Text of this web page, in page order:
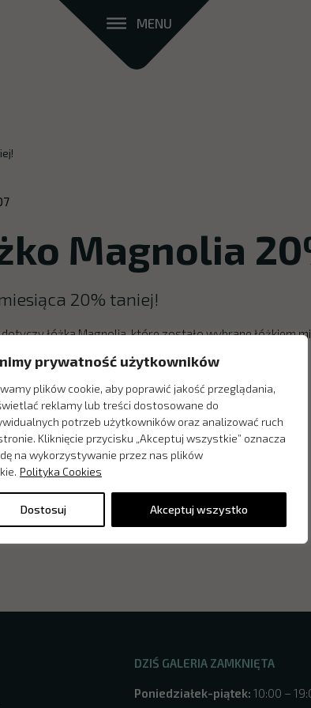
prywatność użytkowników
plików cookie, aby poprawić jakość przeglądania,
reklamy lub treści dostosowane do
potrzeb użytkowników oraz analizować ruch
Kliknięcie przycisku „Akceptuj wszystkie” oznacza
na wykorzystywanie przez nas plików
Polityka Cookies
Dostosuj Akceptuj wszystko
MENU
Magnolia
20% taniej!
łóżka Magnolia, które zostało wybrane łóżkiem
DZIŚ GALERIA ZAMKNIĘTA
Poniedziałek-piątek: 10:00 –